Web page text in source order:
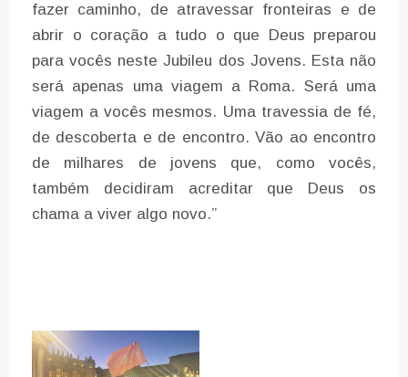
fazer caminho, de atravessar fronteiras e de
abrir o coração a tudo o que Deus preparou
para vocês neste Jubileu dos Jovens. Esta não
será apenas uma viagem a Roma. Será uma
viagem a vocês mesmos. Uma travessia de fé,
de descoberta e de encontro. Vão ao encontro
de milhares de jovens que, como vocês,
também decidiram acreditar que Deus os
chama a viver algo novo.”